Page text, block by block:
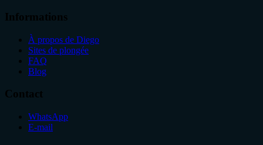
Informations
À propos de Diego
Sites de plongée
FAQ
Blog
Contact
WhatsApp
E-mail